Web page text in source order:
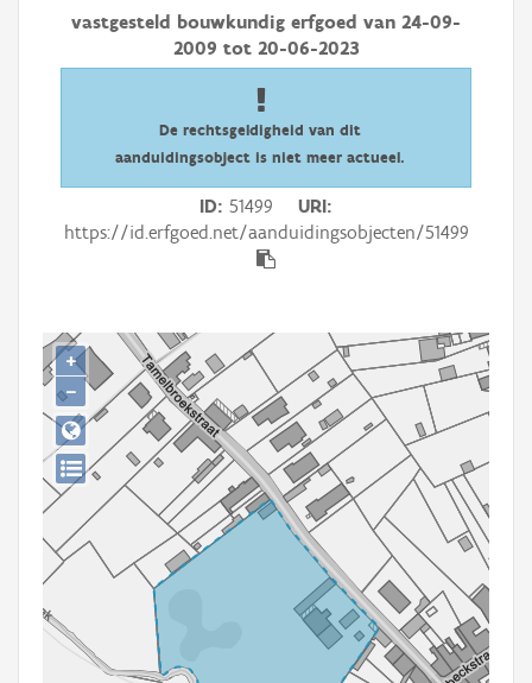
Aanduidingsobject
Waarneming
Persoon of collectief
Aanmelden
vastgesteld bouwkundig erfgoed van 24-09-
2009 tot 20-06-2023
De rechtsgeldigheid van dit
aanduidingsobject is niet meer actueel.
ID 51499
URI
https://id.erfgoed.net/aanduidingsobjecten/51499
+
−